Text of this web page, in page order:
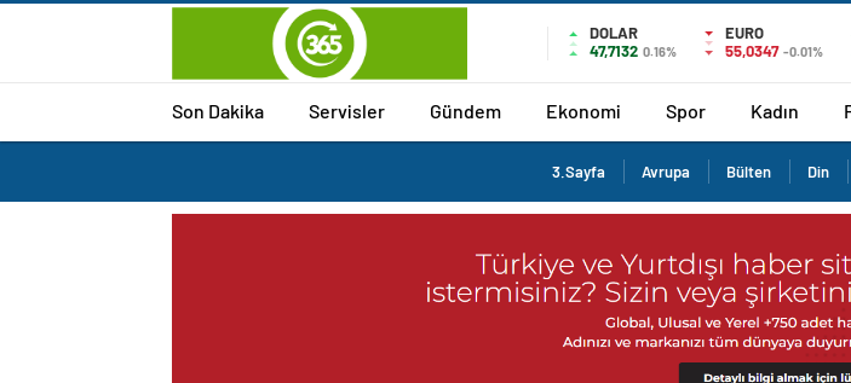
DOLAR
47,7132 0.16%
EURO
55,0347 -0.01%
Son Dakika Servisler Gündem Ekonomi Spor Kadın
3.Sayfa Avrupa Bülten Din